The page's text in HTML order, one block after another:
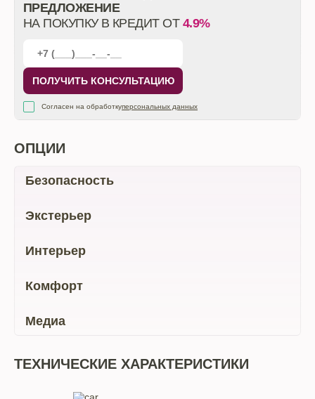
ПРЕДЛОЖЕНИЕ
НА ПОКУПКУ В КРЕДИТ ОТ 4.9%
ПОЛУЧИТЬ КОНСУЛЬТАЦИЮ
Согласен на обработкуперсональных данных
ОПЦИИ
Безопасность
Экстерьер
Интерьер
Комфорт
Медиа
ТЕХНИЧЕСКИЕ ХАРАКТЕРИСТИКИ